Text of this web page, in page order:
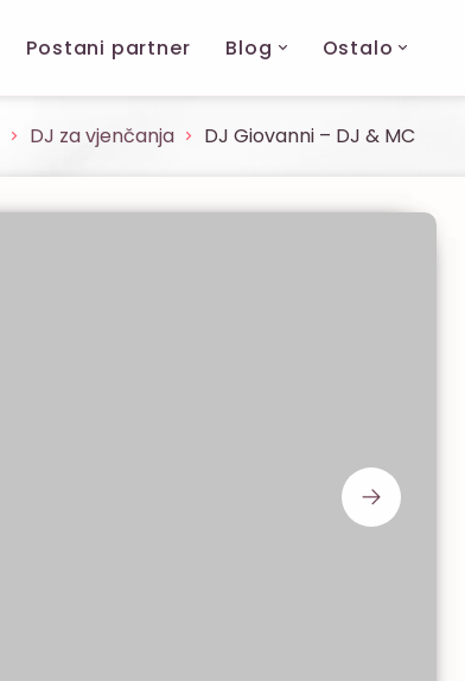
Postani partner Blog Ostalo
DJ za vjenčanja DJ Giovanni – DJ & MC